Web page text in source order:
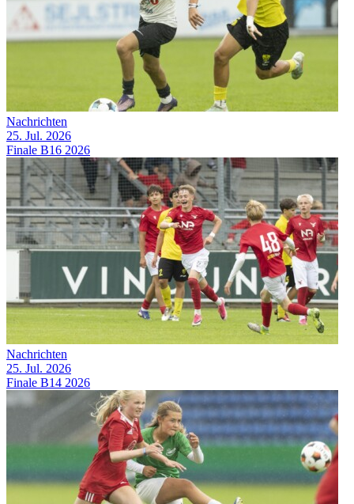
Nachrichten
25. Jul. 2026
Finale B16 2026
Nachrichten
25. Jul. 2026
Finale B14 2026